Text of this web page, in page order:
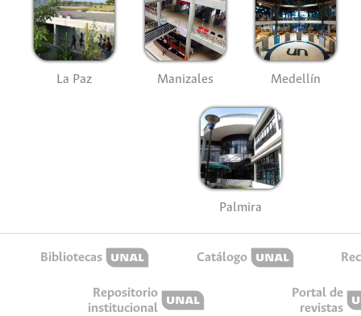
La Paz Manizales Medellín
Palmira
Bibliotecas Catálogo
Repositorio
institucional
Portal de
revistas